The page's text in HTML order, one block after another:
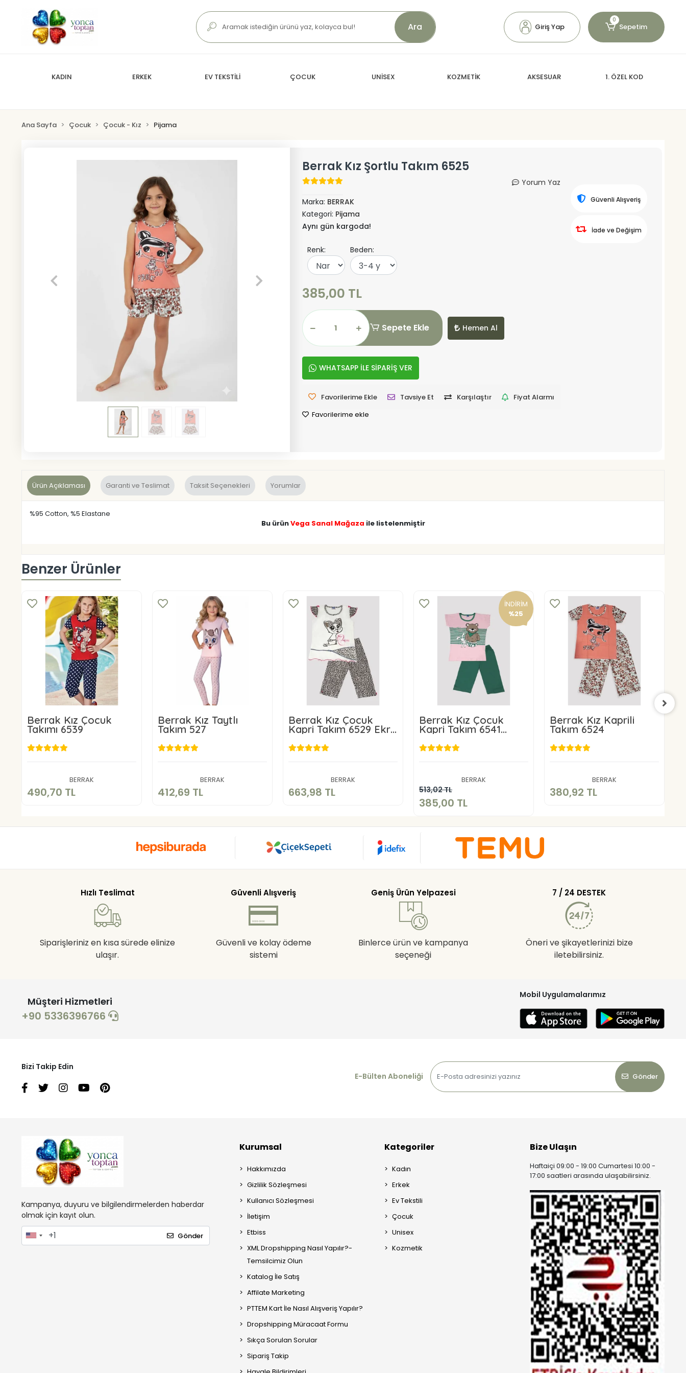
Ara Giriş Yap
0
Sepetim
KADIN ERKEK EV TEKSTİLİ ÇOCUK UNİSEX KOZMETİK AKSESUAR 1. ÖZEL KOD
Ana Sayfa Çocuk Çocuk - Kız Pijama
Berrak Kız Şortlu Takım 6525
Yorum Yaz
Marka: BERRAK
Kategori: Pijama
Aynı gün kargoda!
Renk: Beden:
385,00 TL
Sepete Ekle Hemen Al
WHATSAPP İLE SİPARİŞ VER
Favorilerime Ekle Tavsiye Et Karşılaştır
Fiyat Alarmı
Favorilerime ekle
Güvenli Alışveriş
İade ve Değişim
Ürün Açıklaması Garanti ve Teslimat Taksit Seçenekleri Yorumlar
%95 Cotton, %5 Elastane
Bu ürünVega Sanal Mağaza ile listelenmiştir
Benzer Ürünler
Berrak Kız Çocuk
Takımı 6539
BERRAK
490,70 TL
Sepete Ekle
Berrak Kız Taytlı
Takım 527
BERRAK
412,69 TL
Sepete Ekle
Berrak Kız Çocuk
Kapri Takım 6529 Ekru
BERRAK
663,98 TL
Sepete Ekle
İNDİRİM
%25
Berrak Kız Çocuk
Kapri Takım 6541
Pembe 7-8
BERRAK
513,02 TL
385,00 TL
Berrak Kız Kaprili
Takım 6524
BERRAK
380,92 TL
Sepete Ekle
Hızlı Teslimat
Siparişleriniz en kısa sürede elinize
ulaşır.
Güvenli Alışveriş
Güvenli ve kolay ödeme
sistemi
Geniş Ürün Yelpazesi
Binlerce ürün ve kampanya
seçeneği
7 / 24 DESTEK
Öneri ve şikayetlerinizi bize
iletebilirsiniz.
Müşteri Hizmetleri
+90 5336396766
Mobil Uygulamalarımız
Bizi Takip Edin
E-Bülten Aboneliği
Gönder
Kampanya, duyuru ve bilgilendirmelerden haberdar
olmak için kayıt olun.
Gönder
Kurumsal
Hakkımızda
Gizlilik Sözleşmesi
Kullanıcı Sözleşmesi
İletişim
Etbiss
XML Dropshipping Nasıl Yapılır?-
Temsilcimiz Olun
Katalog İle Satış
Affilate Marketing
PTTEM Kart İle Nasıl Alışveriş Yapılır?
Dropshipping Müracaat Formu
Sıkça Sorulan Sorular
Sipariş Takip
Kategoriler
Kadın
Erkek
Ev Tekstili
Çocuk
Unisex
Kozmetik
Bize Ulaşın
Haftaiçi 09:00 - 19:00 Cumartesi 10:00 -
17:00 saatleri arasında ulaşabilirsiniz.